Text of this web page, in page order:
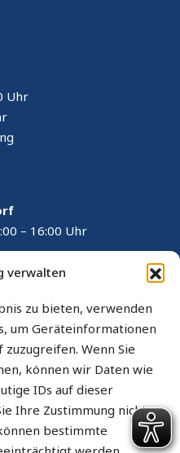
verwalten
zu bieten, verwenden
um Geräteinformationen
Wenn Sie
können wir Daten wie
IDs auf dieser
Ihre Zustimmung nicht
bestimmte
Uhr
– 16:00 Uhr